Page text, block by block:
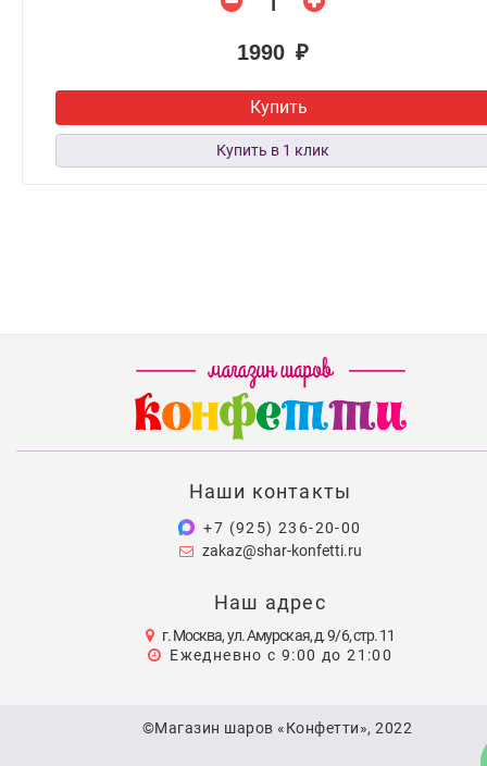
1990 ₽
Купить
Наши контакты
+7 (925) 236-20-00
zakaz@shar-konfetti.ru
Наш адрес
г. Москва, ул. Амурская, д. 9/6, стр. 11
Ежедневно с 9:00 до 21:00
©Магазин шаров «Конфетти», 2022